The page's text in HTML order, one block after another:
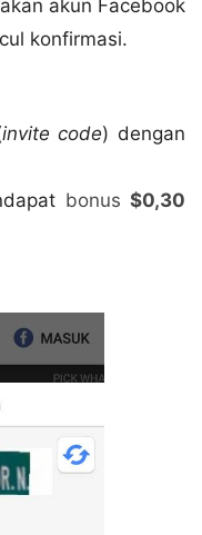
akun Facebook
konfirmasi.
invite code) dengan
bonus$0,30